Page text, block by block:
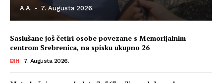
A.A. - 7. Augusta 2026.
Saslušane još četiri osobe povezane s Memorijalnim
centrom Srebrenica, na spisku ukupno 26
BIH 7. Augusta 2026.